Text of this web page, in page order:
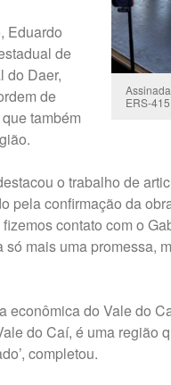
ERS-415
Eduardo
de
do Daer,
de
também
o trabalho de
pela confirmação da
contato com o
mais uma promessa,
do Vale do
do Caí, é uma região
completou.